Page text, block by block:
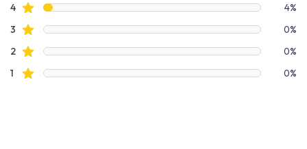
4Zvaigžņu atsauksmes
4%
3 Zvaigžņu atsauksmes
0%
2Zvaigžņu atsauksmes
0%
1 Zvaigžņu atsauksmes 0%